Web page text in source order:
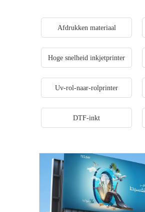
Afdrukken materiaal
Hoge snelheid inkjetprinter
Uv-rol-naar-rolprinter
DTF-inkt